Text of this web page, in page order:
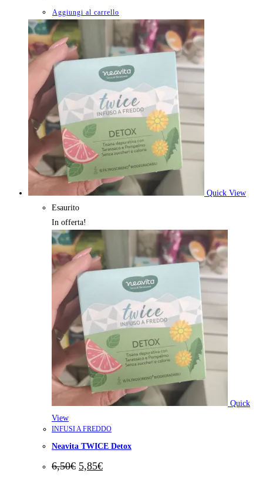
era:
6,50€.
è:
5,85€.
Aggiungi al carrello
Quick View
Esaurito
In offerta!
Quick
View
INFUSI A FREDDO
Neavita TWICE Detox
6,50€ Il
prezzo
5,85€Il
prezzo